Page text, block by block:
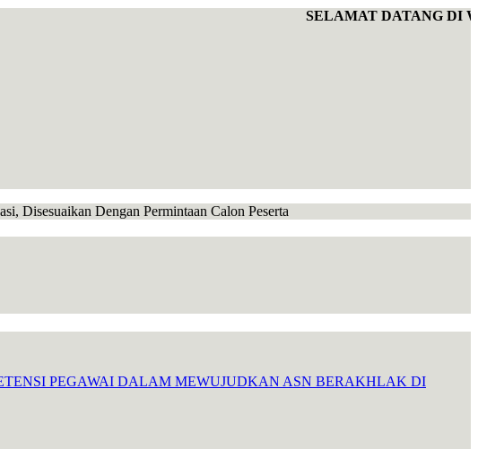
SELAMAT DATANG DI
Disesuaikan Dengan Permintaan Calon Peserta
PEGAWAI DALAM MEWUJUDKAN ASN BERAKHLAK DI